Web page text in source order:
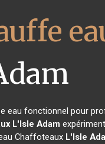
eau fonctionnel pour
L'Isle Adam
Chaffoteaux L'Isle